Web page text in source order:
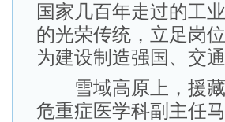
国家几百年走过的工
的光荣传统，立足岗
为建设制造强国、交
雪域高原上，援藏
危重症医学科副主任